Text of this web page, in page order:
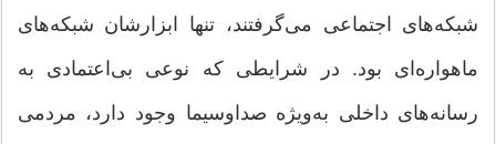
شبکه‌های اجتماعی می‌گرفتند، تنها ابزارشان شبکه‌های
ماهواره‌ای بود. در شرایطی که نوعی بی‌اعتمادی به
رسانه‌های داخلی به‌ویژه صداوسیما وجود دارد، مردمی